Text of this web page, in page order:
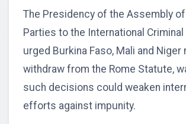
The Presidency of the Assembly
Parties to the International
urged Burkina Faso, Mali and Niger
withdraw from the Rome Statute,
such decisions could weaken
efforts against impunity.